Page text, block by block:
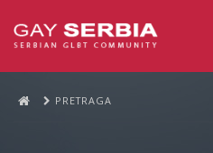
PRETRAGA